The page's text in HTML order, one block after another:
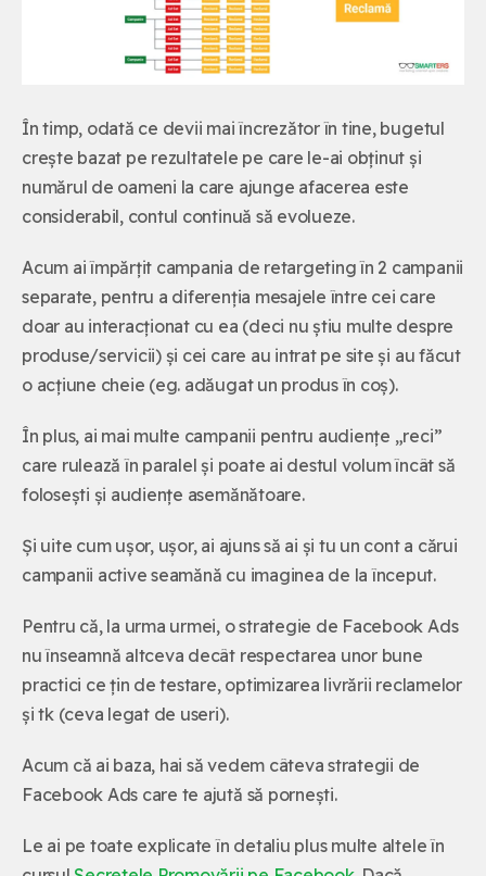
În timp, odată ce devii mai încrezător în tine, bugetul
crește bazat pe rezultatele pe care le-ai obținut și
numărul de oameni la care ajunge afacerea este
considerabil, contul continuă să evolueze.
Acum ai împărțit campania de retargeting în 2 campanii
separate, pentru a diferenția mesajele între cei care
doar au interacționat cu ea (deci nu știu multe despre
produse/servicii) și cei care au intrat pe site și au făcut
o acțiune cheie (eg. adăugat un produs în coș).
În plus, ai mai multe campanii pentru audiențe „reci”
care rulează în paralel și poate ai destul volum încât să
folosești și audiențe asemănătoare.
Și uite cum ușor, ușor, ai ajuns să ai și tu un cont a cărui
campanii active seamănă cu imaginea de la început.
Pentru că, la urma urmei, o strategie de Facebook Ads
nu înseamnă altceva decât respectarea unor bune
practici ce țin de testare, optimizarea livrării reclamelor
și tk (ceva legat de useri).
Acum că ai baza, hai să vedem câteva strategii de
Facebook Ads care te ajută să pornești.
Le ai pe toate explicate în detaliu plus multe altele în